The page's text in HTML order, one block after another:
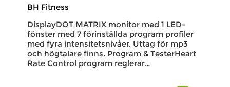
BH Fitness
DisplayDOT MATRIX monitor med 1 LED-
fönster med 7 förinställda program profiler
med fyra intensitetsnivåer. Uttag för mp3
och högtalare finns. Program & TesterHeart
Rate Control program reglerar…